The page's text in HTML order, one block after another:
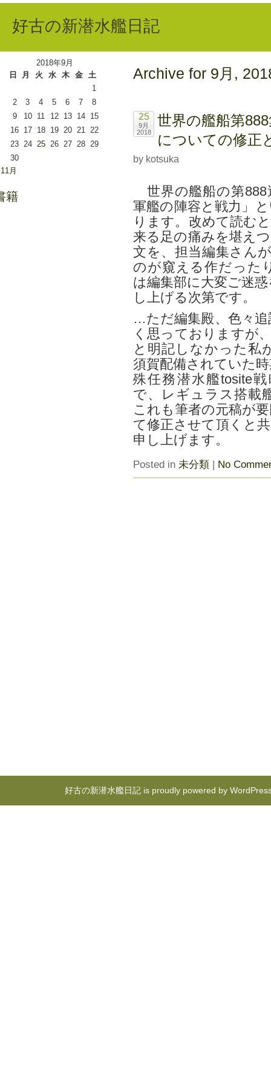
好古の新潜水艦日記
Archive for 9月,
25
9月
2018
世界の艦船第
についての修正
by kotsuka
世界の艦船の第888
軍艦の陣容と戦力」
ります。改めて読む
来る足の痛みを堪え
文を、担当編集さん
のが窺える作だった
は編集部に大変ご迷
し上げる次第です。
…ただ編集殿、色々
く思っておりますが
と明記しなかった私
須賀配備されていた
殊任務潜水艦tosite
で、レギュラス搭載
これも筆者の元稿が
て修正させて頂くと
申し上げます。
Posted in 未分類 | No
2018年9月
日
月 火 水 木 金
土
1
2
3 4 5 6 7
8
9
10 11 12 13 14
15
16 17 18 19 20 21 22
23 24 25 26 27 28 29
30
月
籍
好古の新潜水艦日記 is proudly powered by